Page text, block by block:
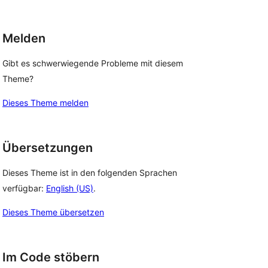
Melden
Gibt es schwerwiegende Probleme mit diesem
Theme?
Dieses Theme melden
Übersetzungen
Dieses Theme ist in den folgenden Sprachen
verfügbar: English (US).
Dieses Theme übersetzen
Im Code stöbern